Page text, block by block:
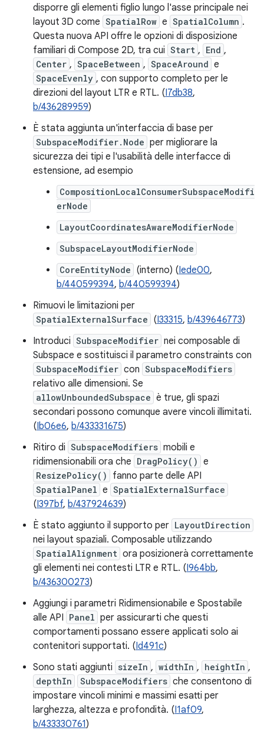
disporre gli elementi figlio lungo l'asse principale nei
layout 3D come SpatialRow e SpatialColumn .
Questa nuova API offre le opzioni di disposizione
familiari di Compose 2D, tra cui Start , End ,
Center , SpaceBetween , SpaceAround e
SpaceEvenly , con supporto completo per le
direzioni del layout LTR e RTL. (I7db38,
b/436289959)
È stata aggiunta un'interfaccia di base per
SubspaceModifier.Node per migliorare la
sicurezza dei tipi e l'usabilità delle interfacce di
estensione, ad esempio
CompositionLocalConsumerSubspaceModifi
erNode
LayoutCoordinatesAwareModifierNode
SubspaceLayoutModifierNode
CoreEntityNode (interno) (Iede00,
b/440599394, b/440599394)
Rimuovi le limitazioni per
SpatialExternalSurface (I33315, b/439646773)
Introduci SubspaceModifier nei composable di
Subspace e sostituisci il parametro constraints con
SubspaceModifier con SubspaceModifiers
relativo alle dimensioni. Se
allowUnboundedSubspace è true, gli spazi
secondari possono comunque avere vincoli illimitati.
(Ib06e6, b/433331675)
Ritiro di SubspaceModifiers mobili e
ridimensionabili ora che DragPolicy() e
ResizePolicy() fanno parte delle API
SpatialPanel e SpatialExternalSurface
(I397bf, b/437924639)
È stato aggiunto il supporto per LayoutDirection
nei layout spaziali. Composable utilizzando
SpatialAlignment ora posizionerà correttamente
gli elementi nei contesti LTR e RTL. (I964bb,
b/436300273)
Aggiungi i parametri Ridimensionabile e Spostabile
alle API Panel per assicurarti che questi
comportamenti possano essere applicati solo ai
contenitori supportati. (Id491c)
Sono stati aggiunti sizeIn , widthIn , heightIn ,
depthIn SubspaceModifiers che consentono di
impostare vincoli minimi e massimi esatti per
larghezza, altezza e profondità. (I1af09,
b/433330761)